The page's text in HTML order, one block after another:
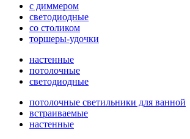
с диммером
светодиодные
со столиком
торшеры-удочки
настенные
потолочные
светодиодные
потолочные светильники для ванной
встраиваемые
настенные